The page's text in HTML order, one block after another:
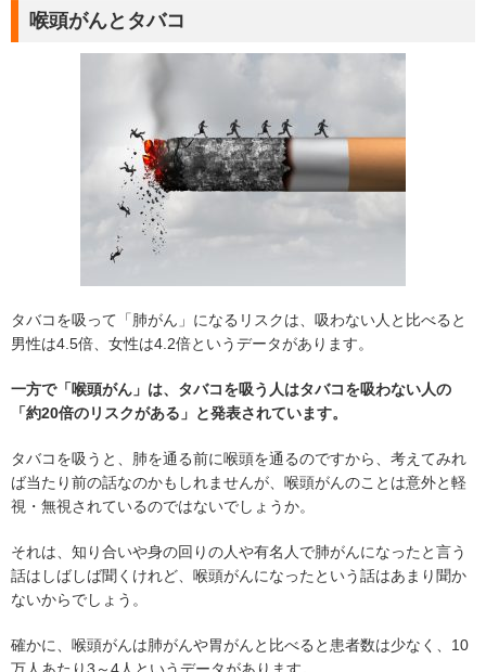
喉頭がんとタバコ
タバコを吸って「肺がん」になるリスクは、吸わない人と比べると
男性は4.5倍、女性は4.2倍というデータがあります。
一方で「喉頭がん」は、タバコを吸う人はタバコを吸わない人の
「約20倍のリスクがある」と発表されています。
タバコを吸うと、肺を通る前に喉頭を通るのですから、考えてみれ
ば当たり前の話なのかもしれませんが、喉頭がんのことは意外と軽
視・無視されているのではないでしょうか。
それは、知り合いや身の回りの人や有名人で肺がんになったと言う
話はしばしば聞くけれど、喉頭がんになったという話はあまり聞か
ないからでしょう。
確かに、喉頭がんは肺がんや胃がんと比べると患者数は少なく、10